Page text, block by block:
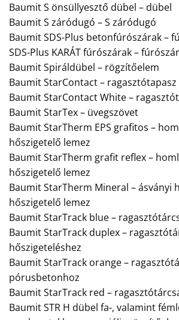
Baumit S önsüllyesztő dübel – dübel
Baumit S záródugó – S záródugó
Baumit SDS-Plus betonfúrószárak –
SDS-Plus KARÁT fúrószárak – fúrószár
Baumit Spiráldübel – rögzítőelem
Baumit StarContact – ragasztótapasz
Baumit StarContact White –
Baumit StarTex – üvegszövet
Baumit StarTherm EPS grafitos –
hőszigetelő lemez
Baumit StarTherm grafit reflex –
hőszigetelő lemez
Baumit StarTherm Mineral – ásványi
hőszigetelő lemez
Baumit StarTrack blue –
Baumit StarTrack duplex –
hőszigeteléshez
Baumit StarTrack orange –
pórusbetonhoz
Baumit StarTrack red –
Baumit STR H dübel fa-, valamint